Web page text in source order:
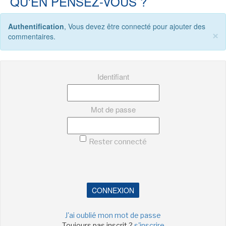
Données personnelles - Plan du site
Authentification, Vous devez être connecté pour ajouter des
commentaires.
×
Identifiant
Mot de passe
Rester connecté
CONNEXION
J'ai oublié mon mot de passe